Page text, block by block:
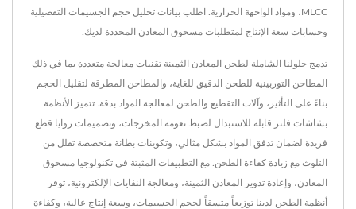
MLCC، ومواد الواجهة الحرارية. اطلب بيانات تحليل حجم الجسيمات التفصيلية
وحسابات سعة الإنتاج لمتطلبات مسحوق المعادن المحددة لديك.
تدمج حلولنا الشاملة لطحن المعادن الثمينة تقنيات معالجة متعددة بما في ذلك
المطاحن التوربينية للطحن الدقيق للغاية، والمطاحن المطرقة لتقليل الحجم
بناءً على التأثير، وآلات التقطيع والطحن لمعالجة المواد بدقة. تتميز الأنظمة
بشاشات فلتر قابلة للاستبدال لضبط نعومة المخرجات، وتصميمات زوايا قطع
فريدة لضمان تدفق المواد بشكل مثالي، وتكوينات بطانة متخصصة تقلل من
التلوث مع زيادة كفاءة الطحن. مع التطبيقات المثبتة في تكنولوجيا مسحوق
المعادن، وإعادة تدوير المعادن الثمينة، ومعالجة النفايات الإلكترونية، توفر
أنظمة الطحن لدينا توزيعاً متسقاً لحجم الجسيمات، وسعة إنتاج عالية، وكفاءة